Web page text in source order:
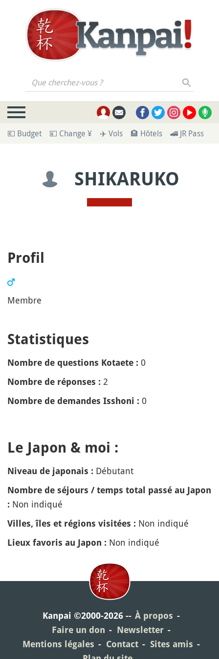
Que cherchez-vous ?
💶 Budget 💴 Change ¥ ✈️ Vols 🏨 Hôtels 🚄 JR Pass
SHIKARUKO
Profil
Membre
Statistiques
Nombre de questions Kotaete : 0
Nombre de réponses : 2
Nombre de demandes Isshoni : 0
Le Japon & moi :
Niveau de japonais : Débutant
Nombre de séjours / temps total passé au Japon
: Non indiqué
Villes, îles et régions visitées : Non indiqué
Lieux favoris au Japon : Non indiqué
Kanpai ©2000-2026
À propos
Faire un don
Newsletter
Mentions légales
Contact
Sites amis